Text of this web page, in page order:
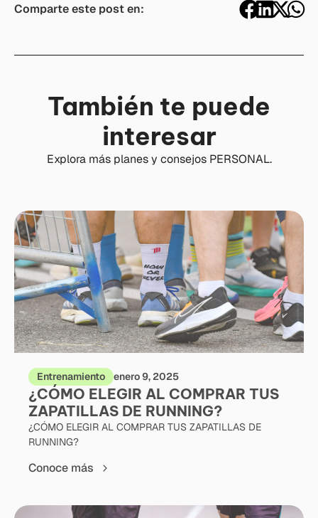
Comparte este post en:
También te puede
interesar
Explora más planes y consejos PERSONAL.
Entrenamiento enero 9, 2025
¿CÓMO ELEGIR AL COMPRAR TUS
ZAPATILLAS DE RUNNING?
¿CÓMO ELEGIR AL COMPRAR TUS ZAPATILLAS DE
RUNNING?
Conoce más